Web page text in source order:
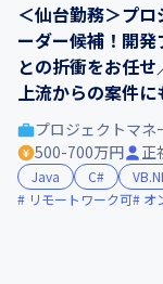
＜仙台勤務＞プ
ーダー候補！開
との折衝をお任せ
上流からの案件
プロジェクトマネ
500-700万円
正
Java C#
リモートワーク可
オ